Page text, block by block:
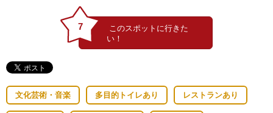
7
文化芸術・音楽 多目的トイレあり レストランあり